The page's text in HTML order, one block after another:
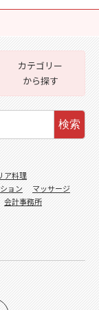
カテゴリー
から探す
検索
ア料理
ョン
マッサージ
会計事務所